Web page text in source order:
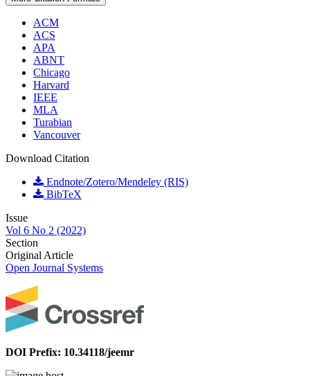
ACM
ACS
APA
ABNT
Chicago
Harvard
IEEE
MLA
Turabian
Vancouver
Download Citation
Endnote/Zotero/Mendeley (RIS)
BibTeX
Issue
Vol 6 No 2 (2022)
Section
Original Article
Open Journal Systems
DOI Prefix: 10.34118/jeemr